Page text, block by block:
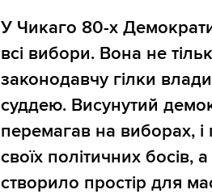
У Чикаго 80-х
всі вибори. Вона не
законодавчу гілки
суддею. Висунутий
перемагав на виборах,
своїх політичних
створило простір для